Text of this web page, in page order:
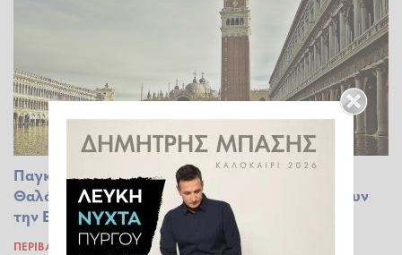
Παγκόσμιος Μετεωρολογικός Οργανισμός:
Θαλάσσιοι καύσωνες και πλημμύρες θα σαρώσουν
την Ευρώπη
ΠΕΡΙΒΆΛΛΟΝ 02.11.2022 22:58